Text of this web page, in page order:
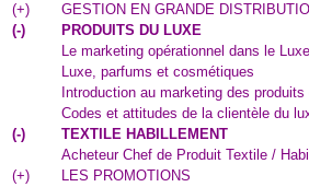
(+)
GESTION EN GRANDE
(-)
PRODUITS DU LUXE
Le marketing opérationnel dans le Luxe
Luxe, parfums et cosmétiques
Introduction au marketing des
Codes et attitudes de la clientèle du
(-)
TEXTILE HABILLEMENT
Acheteur Chef de Produit Textile /
(+)
LES PROMOTIONS